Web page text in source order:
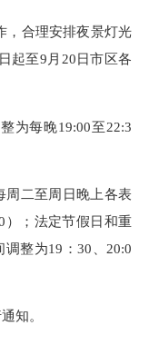
，合理安排夜景灯光
起至9月20日市区各
为每晚19:00至22:3
周二至周日晚上各表
）；法定节假日和重
整为19：30、20:0
知。